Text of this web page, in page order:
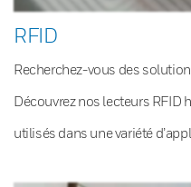
RFID
Recherchez-vous des
Découvrez nos lecteurs RFID
utilisés dans une variété